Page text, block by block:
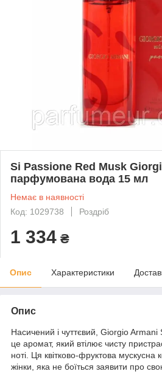
Si Passione Red Musk
парфумована вода 15 мл
Немає в наявності
Код: 1029738
Роздріб
1 334 ₴
Опис Характеристики
Опис
Насичений і чуттєвий, Giorgio
це аромат, який втілює чисту
ноті. Ця квітково-фруктова мускусна
жінки, яка не боїться заявити про свою